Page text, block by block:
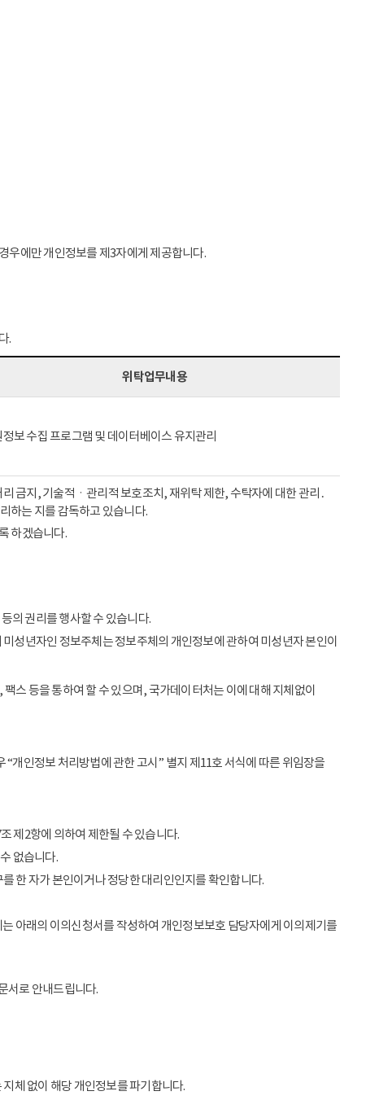
우에만 개인정보를 제3자에게 제공합니다.
.
위탁업무내용
정보 수집 프로그램 및 데이터베이스 유지관리
금지, 기술적ㆍ관리적 보호조치, 재위탁 제한, 수탁자에 대한 관리․
하는 지를 감독하고 있습니다.
하겠습니다.
의 권리를 행사할 수 있습니다.
성년자인 정보주체는 정보주체의 개인정보에 관하여 미성년자 본인이
스 등을 통하여 할 수 있으며, 국가데이터처는 이에 대해 지체없이
개인정보 처리방법에 관한 고시” 별지 제11호 서식에 따른 위임장을
제2항에 의하여 제한될 수 있습니다.
없습니다.
한 자가 본인이거나 정당한 대리인인지를 확인합니다.
아래의 이의신청서를 작성하여 개인정보보호 담당자에게 이의제기를
서로 안내드립니다.
체 없이 해당 개인정보를 파기합니다.